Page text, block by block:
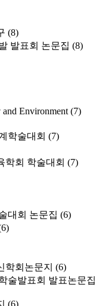
(8)
발표회 논문집 (8)
Environment (7)
학술대회 (7)
학회 학술대회 (7)
대회 논문집 (6)
학회논문지 (6)
술발표회 발표논문집
(6)